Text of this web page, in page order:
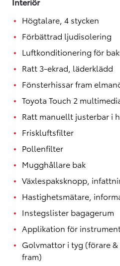
Högtalare, 4 stycken
Förbättrad ljudisolering
Luftkonditionering för
Ratt 3-ekrad, läderklädd
Fönsterhissar fram
Toyota Touch 2
Ratt manuellt justerbar i
Friskluftsfilter
Pollenfilter
Mugghållare bak
Växlespaksknopp,
Hastighetsmätare,
Instegslister bagagerum
Applikation för
Golvmattor i tyg (förare &
fram)